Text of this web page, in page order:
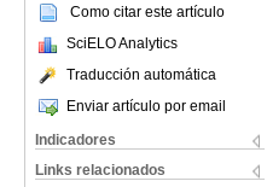
Como citar este artículo
SciELO Analytics
Traducción automática
Enviar artículo por email
Indicadores
Links relacionados